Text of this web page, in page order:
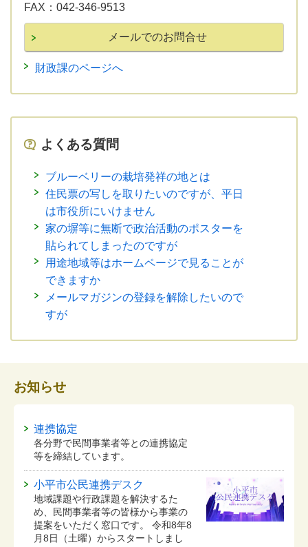
FAX： 042-346-9513
財政課のページへ
よくある質問
ブルーベリーの栽培発祥の地とは
住民票の写しを取りたいのですが、平日
は市役所にいけません
家の塀等に無断で政治活動のポスターを
貼られてしまったのですが
用途地域等はホームページで見ることが
できますか
メールマガジンの登録を解除したいので
すが
お知らせ
連携協定
各分野で民間事業者等との連携協定
等を締結しています。
小平市公民連携デスク
地域課題や行政課題を解決するた
め、民間事業者等の皆様から事業の
提案をいただく窓口です。 令和8年8
月8日（土曜）からスタートしまし